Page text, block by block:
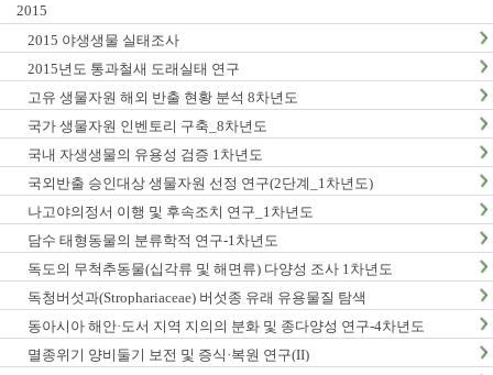
2015
2015 야생생물 실태조사
2015년도 통과철새 도래실태 연구
고유 생물자원 해외 반출 현황 분석 8차년도
국가 생물자원 인벤토리 구축_8차년도
국내 자생생물의 유용성 검증 1차년도
국외반출 승인대상 생물자원 선정 연구(2단계_1차년도)
나고야의정서 이행 및 후속조치 연구_1차년도
담수 태형동물의 분류학적 연구-1차년도
독도의 무척추동물(십각류 및 해면류) 다양성 조사 1차년도
독청버섯과(Strophariaceae) 버섯종 유래 유용물질 탐색
동아시아 해안·도서 지역 지의의 분화 및 종다양성 연구-4차년도
멸종위기 양비둘기 보전 및 증식·복원 연구(II)